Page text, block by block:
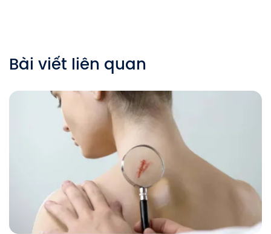
Bài viết liên quan